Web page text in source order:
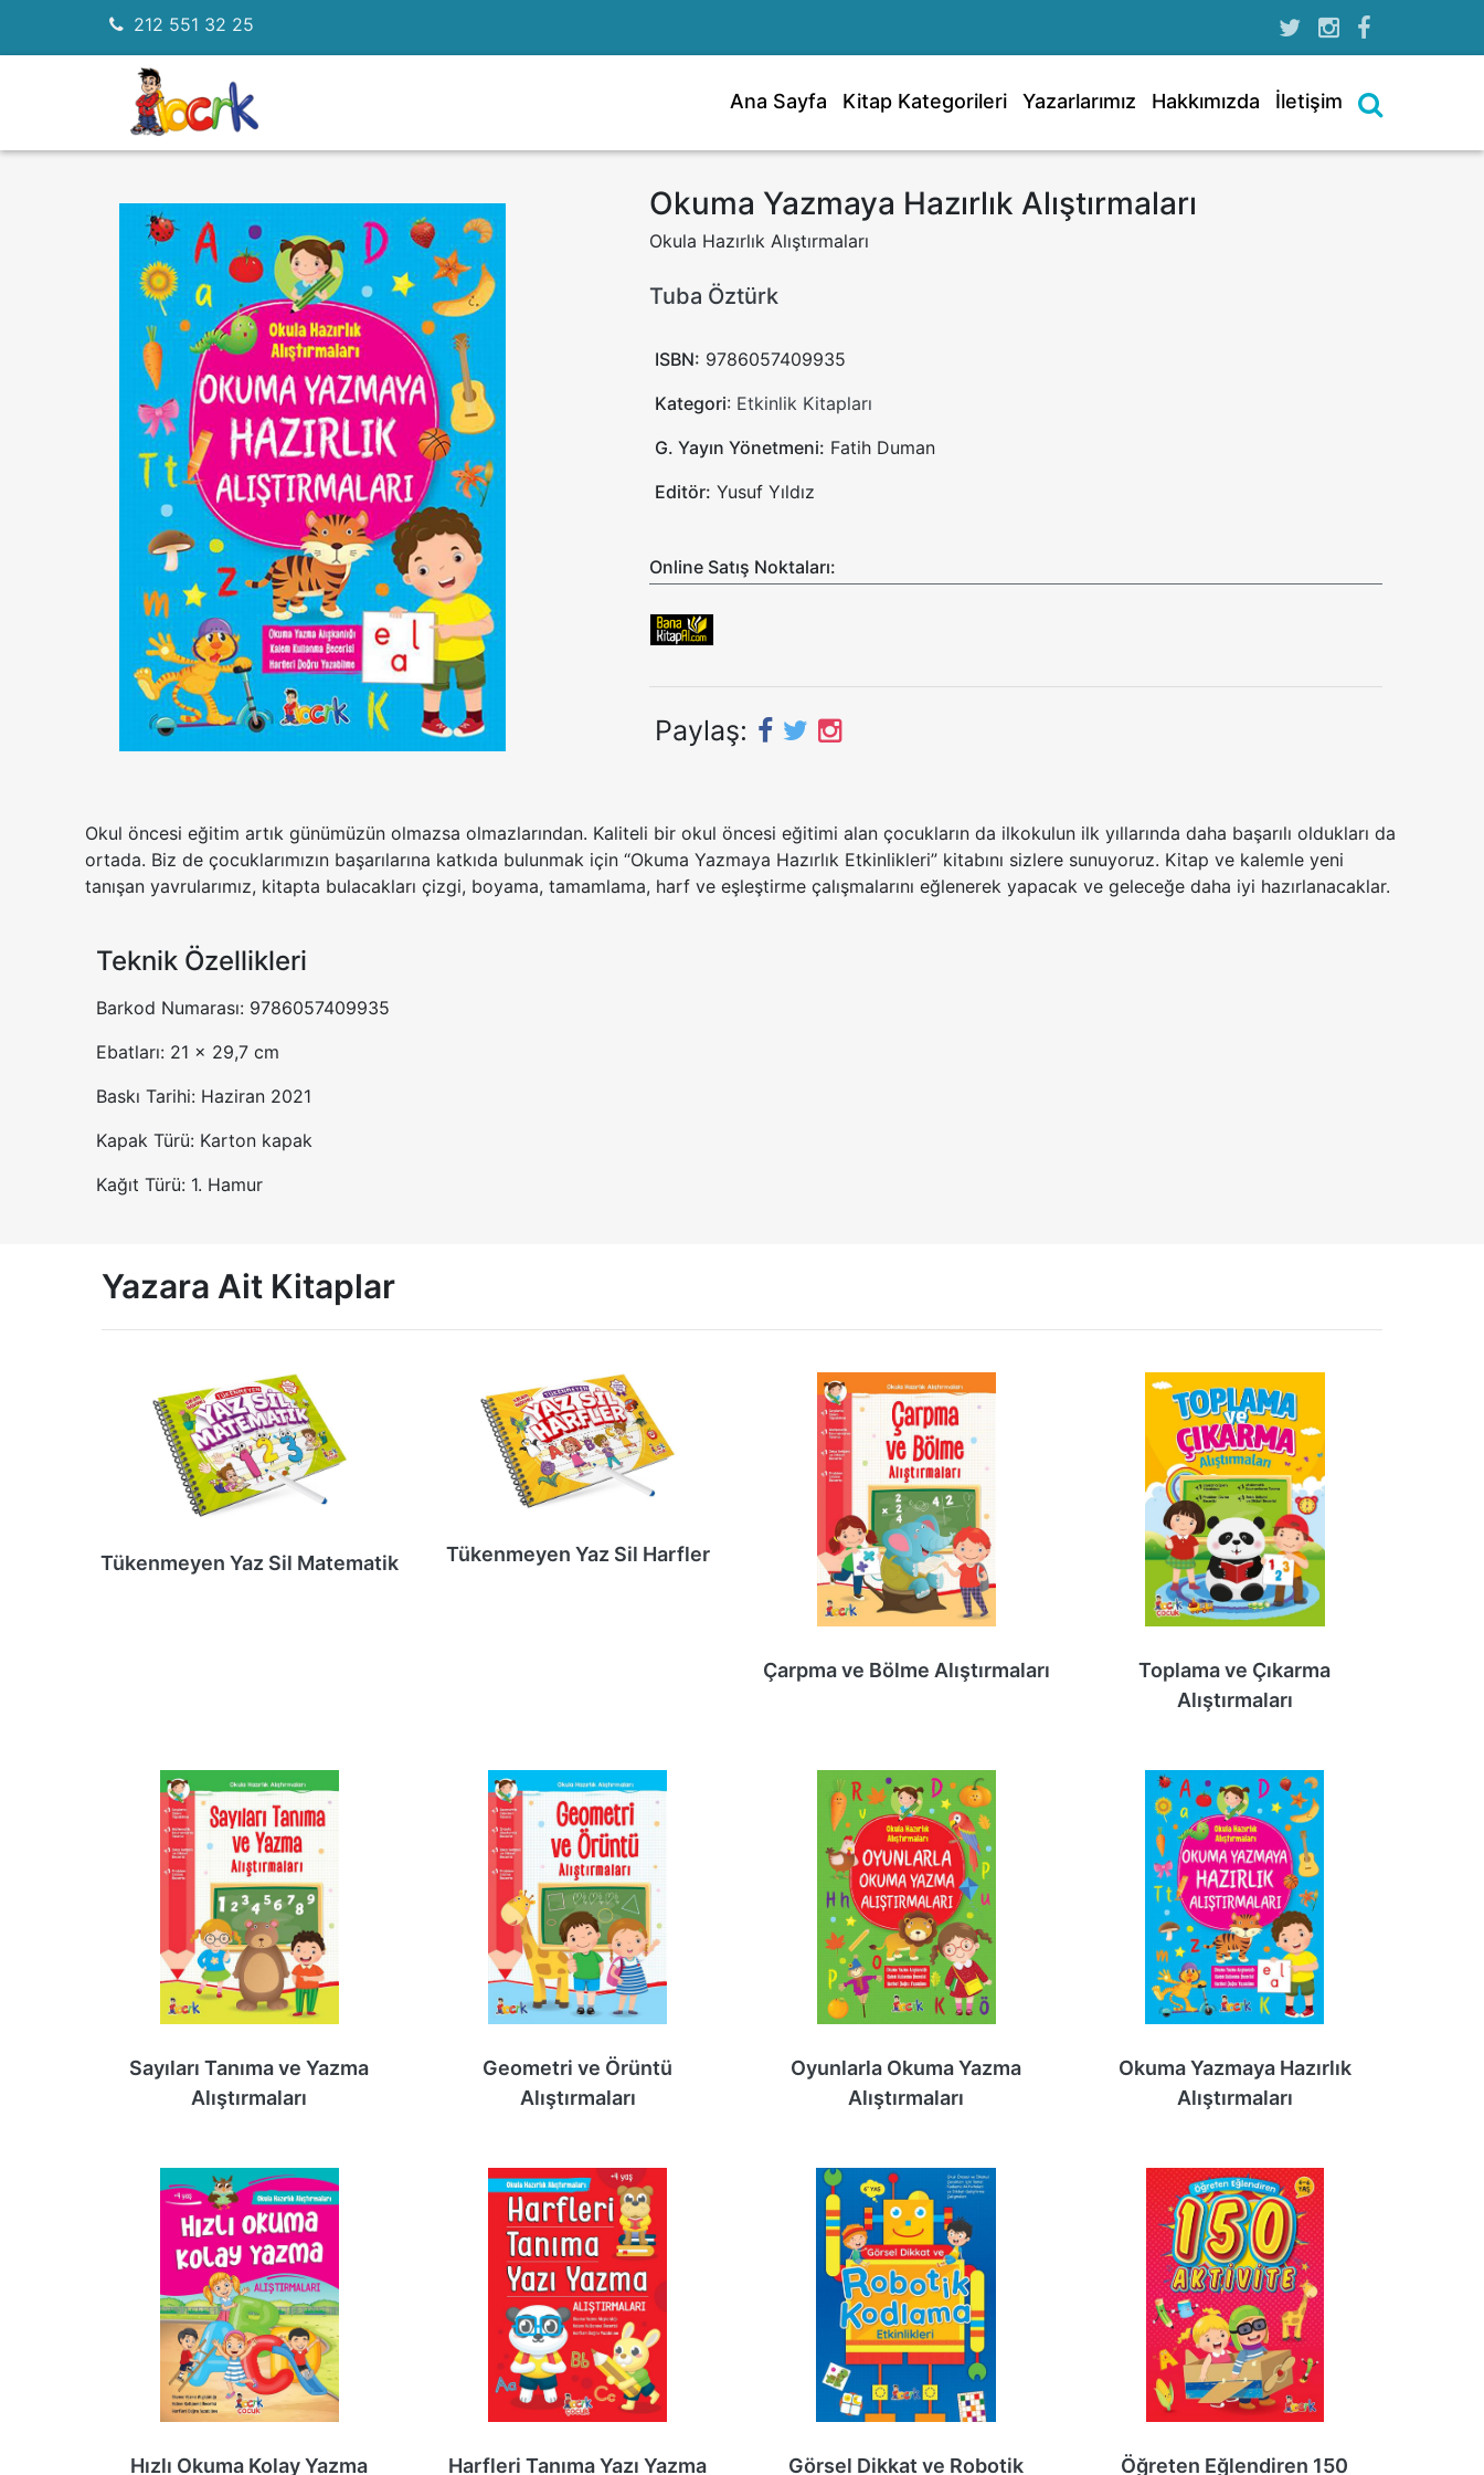
212 551 32 25
Ana Sayfa Kitap Kategorileri Yazarlarımız Hakkımızda İletişim
Okuma Yazmaya Hazırlık Alıştırmaları
Okula Hazırlık Alıştırmaları
Tuba Öztürk
ISBN: 9786057409935
Kategori: Etkinlik Kitapları
G. Yayın Yönetmeni: Fatih Duman
Editör: Yusuf Yıldız
Online Satış Noktaları:
Paylaş:
Okul öncesi eğitim artık günümüzün olmazsa olmazlarından. Kaliteli bir okul öncesi eğitimi alan çocukların da ilkokulun ilk yıllarında daha başarılı oldukları da
ortada. Biz de çocuklarımızın başarılarına katkıda bulunmak için “Okuma Yazmaya Hazırlık Etkinlikleri” kitabını sizlere sunuyoruz. Kitap ve kalemle yeni
tanışan yavrularımız, kitapta bulacakları çizgi, boyama, tamamlama, harf ve eşleştirme çalışmalarını eğlenerek yapacak ve geleceğe daha iyi hazırlanacaklar.
Teknik Özellikleri
Barkod Numarası: 9786057409935
Ebatları: 21 x 29,7 cm
Baskı Tarihi: Haziran 2021
Kapak Türü: Karton kapak
Kağıt Türü: 1. Hamur
Yazara Ait Kitaplar
Tükenmeyen Yaz Sil Matematik Tükenmeyen Yaz Sil Harfler
Çarpma ve Bölme Alıştırmaları
Toplama ve Çıkarma
Alıştırmaları
Sayıları Tanıma ve Yazma
Alıştırmaları
Geometri ve Örüntü
Alıştırmaları
Oyunlarla Okuma Yazma
Alıştırmaları
Okuma Yazmaya Hazırlık
Alıştırmaları
Hızlı Okuma Kolay Yazma Harfleri Tanıma Yazı Yazma Görsel Dikkat ve Robotik Öğreten Eğlendiren 150